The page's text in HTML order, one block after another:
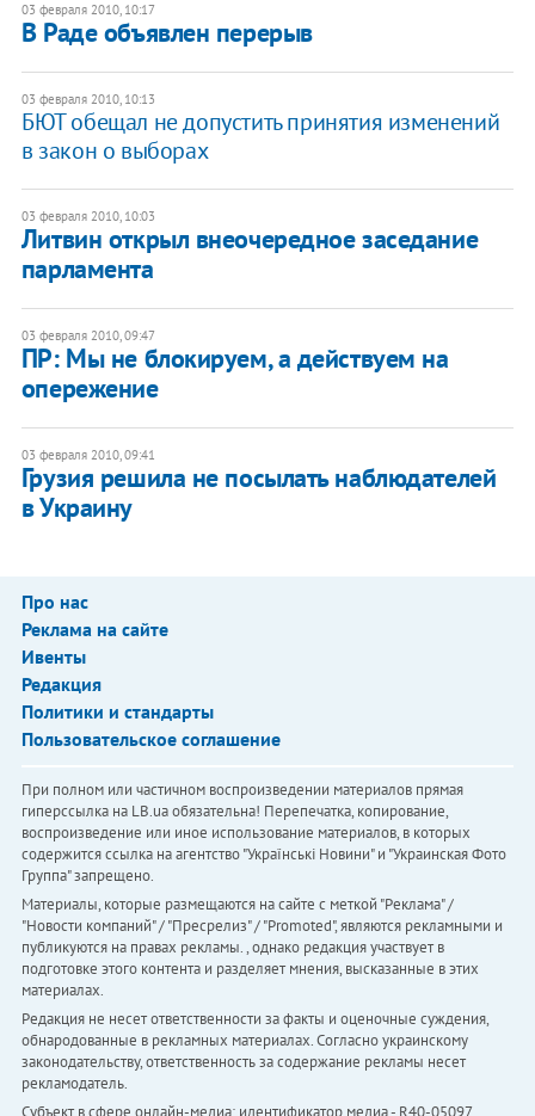
03 февраля 2010, 10:17
В Раде объявлен перерыв
03 февраля 2010, 10:13
БЮТ обещал не допустить принятия изменений
в закон о выборах
03 февраля 2010, 10:03
Литвин открыл внеочередное заседание
парламента
03 февраля 2010, 09:47
ПР: Мы не блокируем, а действуем на
опережение
03 февраля 2010, 09:41
Грузия решила не посылать наблюдателей
в Украину
Про нас
Реклама на сайте
Ивенты
Редакция
Политики и стандарты
Пользовательское соглашение
При полном или частичном воспроизведении материалов прямая
гиперссылка на LB.ua обязательна! Перепечатка, копирование,
воспроизведение или иное использование материалов, в которых
содержится ссылка на агентство "Українськi Новини" и "Украинская Фото
Группа" запрещено.
Материалы, которые размещаются на сайте с меткой "Реклама" /
"Новости компаний" / "Пресрелиз" / "Promoted", являются рекламными и
публикуются на правах рекламы. , однако редакция участвует в
подготовке этого контента и разделяет мнения, высказанные в этих
материалах.
Редакция не несет ответственности за факты и оценочные суждения,
обнародованные в рекламных материалах. Согласно украинскому
законодательству, ответственность за содержание рекламы несет
рекламодатель.